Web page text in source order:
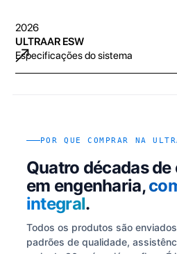
2026
ULTRAAR ESW
Especificações do sistema
POR QUE COMPRAR NA
Quatro décadas
em engenharia,
integral.
Todos os produtos são
padrões de qualidade,